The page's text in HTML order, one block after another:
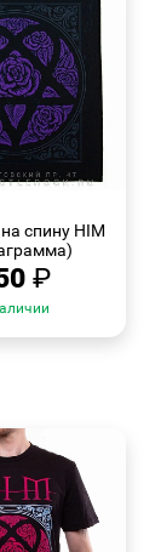
спину HIM
₽